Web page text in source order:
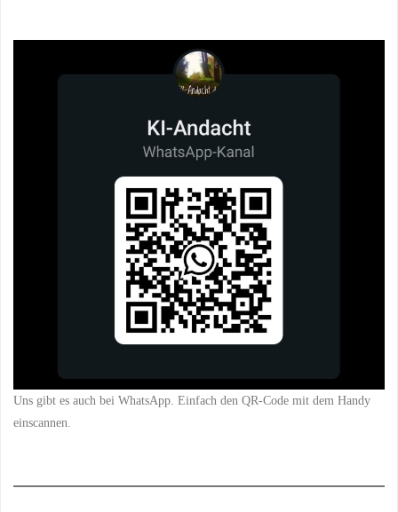
Uns gibt es auch bei WhatsApp. Einfach den QR-Code mit dem Handy
einscannen.